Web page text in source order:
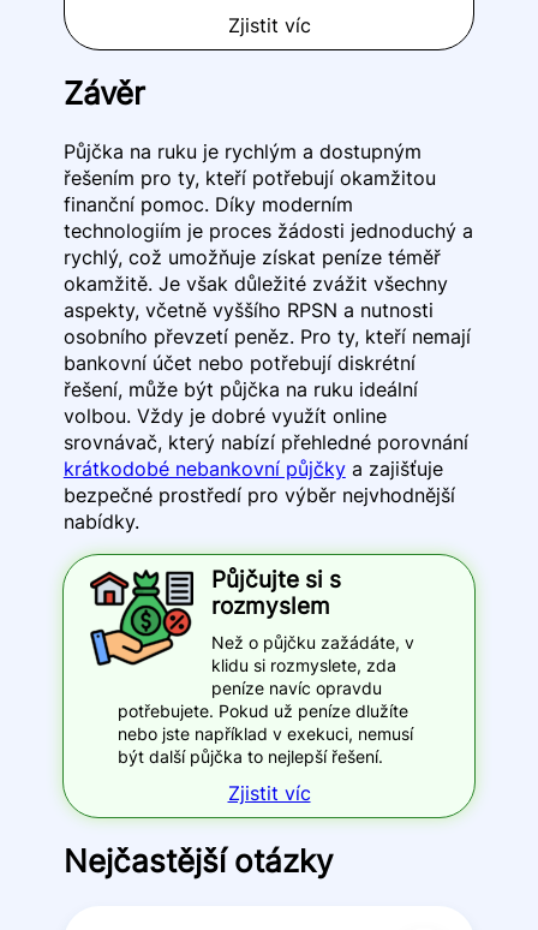
Zjistit víc
Závěr
Půjčka na ruku je rychlým a dostupným
řešením pro ty, kteří potřebují okamžitou
finanční pomoc. Díky moderním
technologiím je proces žádosti jednoduchý a
rychlý, což umožňuje získat peníze téměř
okamžitě. Je však důležité zvážit všechny
aspekty, včetně vyššího RPSN a nutnosti
osobního převzetí peněz. Pro ty, kteří nemají
bankovní účet nebo potřebují diskrétní
řešení, může být půjčka na ruku ideální
volbou. Vždy je dobré využít online
srovnávač, který nabízí přehledné porovnání
krátkodobé nebankovní půjčkya zajišťuje
bezpečné prostředí pro výběr nejvhodnější
nabídky.
Půjčujte si s
rozmyslem
Než o půjčku zažádáte, v
klidu si rozmyslete, zda
peníze navíc opravdu
potřebujete. Pokud už peníze dlužíte
nebo jste například v exekuci, nemusí
být další půjčka to nejlepší řešení.
Zjistit víc
Nejčastější otázky